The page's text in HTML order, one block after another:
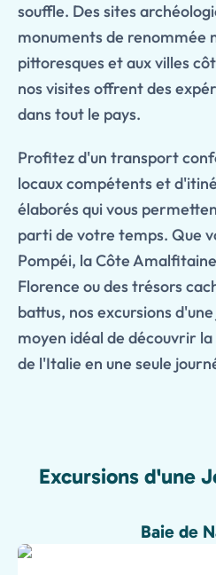
souffle. Des sites
monuments de renommée
pittoresques et aux villes
nos visites offrent des
dans tout le pays.
Profitez d'un transport
locaux compétents et
élaborés qui vous
parti de votre temps. Que
Pompéi, la Côte
Florence ou des trésors
battus, nos excursions
moyen idéal de découvrir
de l'Italie en une seule
Excursions d'une
Baie de